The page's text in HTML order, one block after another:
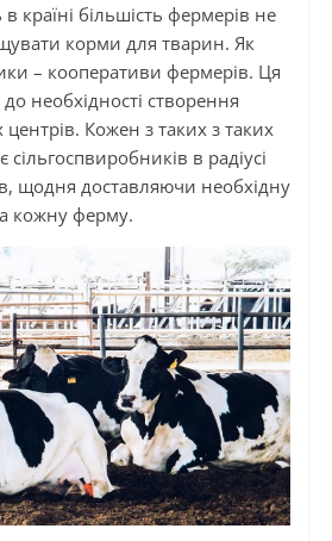
країні більшість фермерів не
корми для тварин. Як
– кооперативи фермерів. Ця
необхідності створення
Кожен з таких з таких
сільгоспвиробників в радіусі
щодня доставляючи необхідну
кожну ферму.